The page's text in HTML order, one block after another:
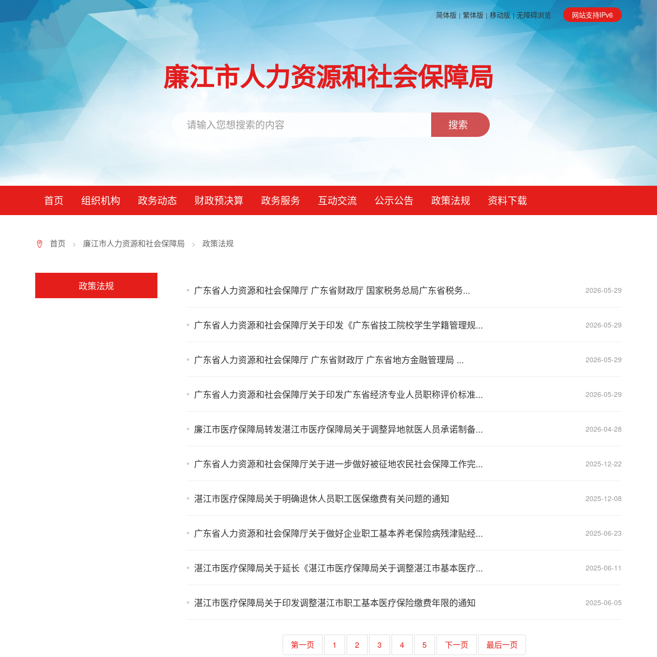
网站支持IPv6
简体版 | 繁体版 | 移动版 | 无障碍浏览
廉江市人力资源和社会保障局
首页 组织机构 政务动态 财政预决算 政务服务 互动交流 公示公告 政策法规 资料下载
7 首页 > 廉江市人力资源和社会保障局 > 政策法规
政策法规 广东省人力资源和社会保障厅 广东省财政厅 国家税务总局广东省税务... 2026-05-29
广东省人力资源和社会保障厅关于印发《广东省技工院校学生学籍管理规... 2026-05-29
广东省人力资源和社会保障厅 广东省财政厅 广东省地方金融管理局 ... 2026-05-29
广东省人力资源和社会保障厅关于印发广东省经济专业人员职称评价标准... 2026-05-29
廉江市医疗保障局转发湛江市医疗保障局关于调整异地就医人员承诺制备... 2026-04-28
广东省人力资源和社会保障厅关于进一步做好被征地农民社会保障工作完... 2025-12-22
湛江市医疗保障局关于明确退休人员职工医保缴费有关问题的通知 2025-12-08
广东省人力资源和社会保障厅关于做好企业职工基本养老保险病残津贴经... 2025-06-23
湛江市医疗保障局关于延长《湛江市医疗保障局关于调整湛江市基本医疗... 2025-06-11
湛江市医疗保障局关于印发调整湛江市职工基本医疗保险缴费年限的通知 2025-06-05
第一页 1 2 3 4 5 下一页 最后一页